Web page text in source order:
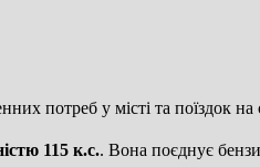
потреб у місті та поїздок на
115 к.с.. Вона поєднує